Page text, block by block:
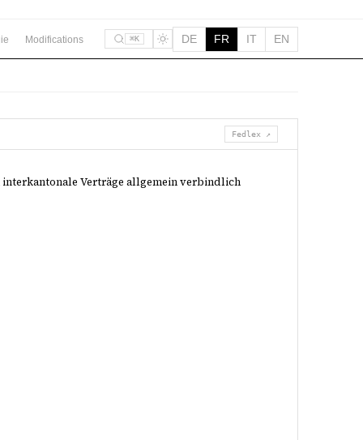
Modifications ⌘K DE FR IT EN
Fedlex ↗
Verträge allgemein verbindlich